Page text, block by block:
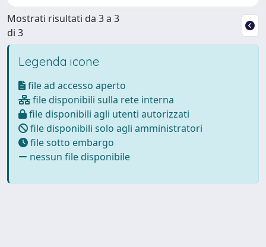
Mostrati risultati da 3 a 3
di 3
Legenda icone
file ad accesso aperto
file disponibili sulla rete interna
file disponibili agli utenti autorizzati
file disponibili solo agli amministratori
file sotto embargo
nessun file disponibile